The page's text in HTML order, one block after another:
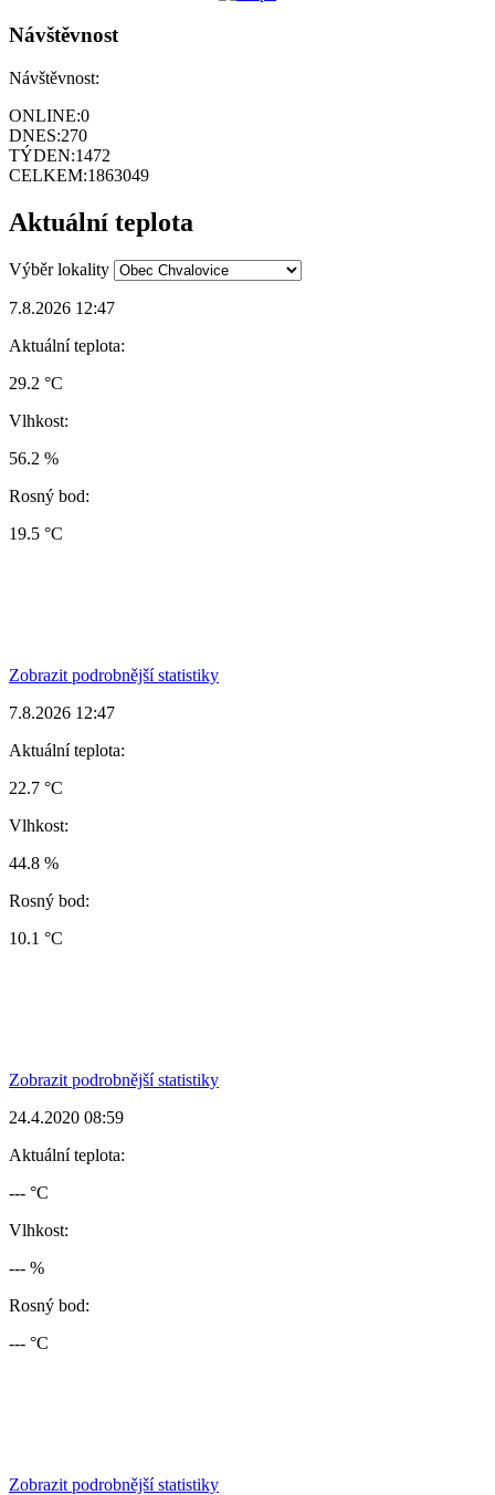
Návštěvnost
Návštěvnost:
ONLINE:0
DNES:270
TÝDEN:1472
CELKEM:1863049
Aktuální teplota
Výběr lokality
7.8.2026 12:47
Aktuální teplota:
29.2 °C
Vlhkost:
56.2 %
Rosný bod:
19.5 °C
Zobrazit podrobnější statistiky
7.8.2026 12:47
Aktuální teplota:
22.7 °C
Vlhkost:
44.8 %
Rosný bod:
10.1 °C
Zobrazit podrobnější statistiky
24.4.2020 08:59
Aktuální teplota:
--- °C
Vlhkost:
--- %
Rosný bod:
--- °C
Zobrazit podrobnější statistiky